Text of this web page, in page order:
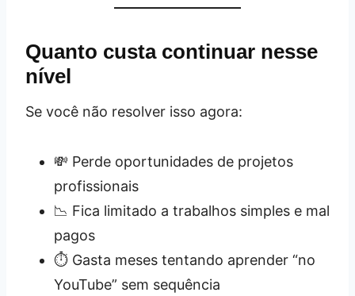
Quanto custa continuar nesse
nível
Se você não resolver isso agora:
💸 Perde oportunidades de projetos
profissionais
📉 Fica limitado a trabalhos simples e mal
pagos
⏱️ Gasta meses tentando aprender “no
YouTube” sem sequência